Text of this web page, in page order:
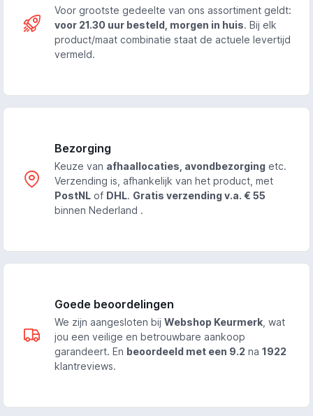
Voor grootste gedeelte van ons assortiment geldt:
voor 21.30 uur besteld, morgen in huis. Bij elk
product/maat combinatie staat de actuele levertijd
vermeld.
Bezorging
Keuze van afhaallocaties, avondbezorging etc.
Verzending is, afhankelijk van het product, met
PostNL of DHL. Gratis verzending v.a. € 55
binnen Nederland .
Goede beoordelingen
We zijn aangesloten bij Webshop Keurmerk , wat
jou een veilige en betrouwbare aankoop
garandeert. En beoordeeld met een 9.2 na 1922
klantreviews.